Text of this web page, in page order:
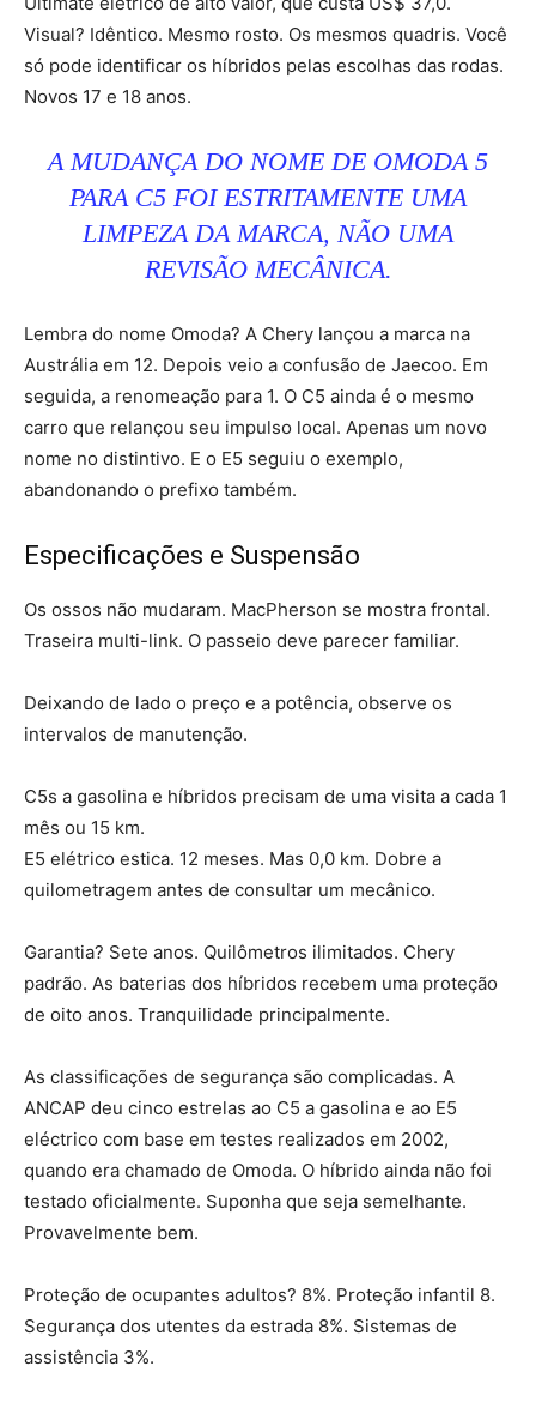
Visual? Idêntico. Mesmo rosto. Os mesmos quadris. Você
só pode identificar os híbridos pelas escolhas das rodas.
Novos 17 e 18 anos.
A MUDANÇA DO NOME DE OMODA 5
PARA C5 FOI ESTRITAMENTE UMA
LIMPEZA DA MARCA, NÃO UMA
REVISÃO MECÂNICA.
Lembra do nome Omoda? A Chery lançou a marca na
Austrália em 12. Depois veio a confusão de Jaecoo. Em
seguida, a renomeação para 1. O C5 ainda é o mesmo
carro que relançou seu impulso local. Apenas um novo
nome no distintivo. E o E5 seguiu o exemplo,
abandonando o prefixo também.
Especificações e Suspensão
Os ossos não mudaram. MacPherson se mostra frontal.
Traseira multi-link. O passeio deve parecer familiar.
Deixando de lado o preço e a potência, observe os
intervalos de manutenção.
C5s a gasolina e híbridos precisam de uma visita a cada 1
mês ou 15 km.
E5 elétrico estica. 12 meses. Mas 0,0 km. Dobre a
quilometragem antes de consultar um mecânico.
Garantia? Sete anos. Quilômetros ilimitados. Chery
padrão. As baterias dos híbridos recebem uma proteção
de oito anos. Tranquilidade principalmente.
As classificações de segurança são complicadas. A
ANCAP deu cinco estrelas ao C5 a gasolina e ao E5
eléctrico com base em testes realizados em 2002,
quando era chamado de Omoda. O híbrido ainda não foi
testado oficialmente. Suponha que seja semelhante.
Provavelmente bem.
Proteção de ocupantes adultos? 8%. Proteção infantil 8.
Segurança dos utentes da estrada 8%. Sistemas de
assistência 3%.